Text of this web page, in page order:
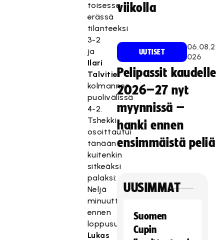
toisessa
erässä
tilanteeksi
3-2
ja
Ilari
Talvitie
kolmannen
puolivälissä
4-2.
Tshekki
osoittautui
tänään
kuitenkin
sitkeäksi
palaksi:
Neljä
minuuttia
ennen
loppusummeria
Lukas
viikolla
UUTISET
06.08.2
026
Pelipassit kaudelle
2026–27 nyt
myynnissä –
hanki ennen
ensimmäistä peliä
UUSIMMAT
Suomen
Cupin